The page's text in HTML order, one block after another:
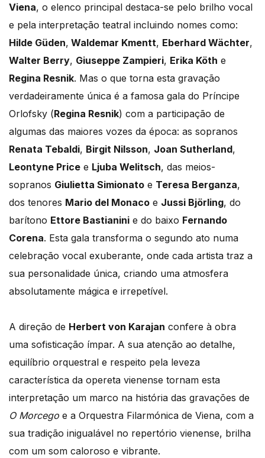
Viena, o elenco principal destaca-se pelo brilho vocal
e pela interpretação teatral incluindo nomes como:
Hilde Güden, Waldemar Kmentt, Eberhard Wächter,
Walter Berry, Giuseppe Zampieri, Erika Köth e
Regina Resnik. Mas o que torna esta gravação
verdadeiramente única é a famosa gala do Príncipe
Orlofsky (Regina Resnik) com a participação de
algumas das maiores vozes da época: as sopranos
Renata Tebaldi, Birgit Nilsson, Joan Sutherland,
Leontyne Price e Ljuba Welitsch, das meios-
sopranos Giulietta Simionato e Teresa Berganza,
dos tenores Mario del Monaco e Jussi Björling, do
barítono Ettore Bastianini e do baixo Fernando
Corena. Esta gala transforma o segundo ato numa
celebração vocal exuberante, onde cada artista traz a
sua personalidade única, criando uma atmosfera
absolutamente mágica e irrepetível.
A direção de Herbert von Karajan confere à obra
uma sofisticação ímpar. A sua atenção ao detalhe,
equilíbrio orquestral e respeito pela leveza
característica da opereta vienense tornam esta
interpretação um marco na história das gravações de
O Morcego e a Orquestra Filarmónica de Viena, com a
sua tradição inigualável no repertório vienense, brilha
com um som caloroso e vibrante.